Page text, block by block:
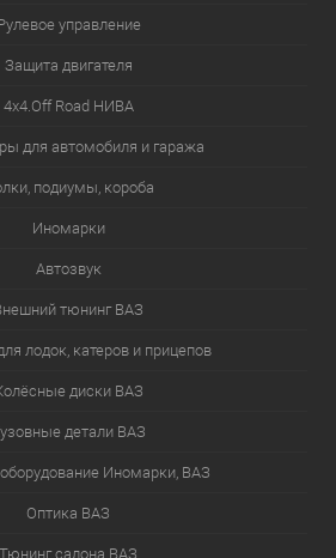
управление
Защита двигателя
4х4.Off Road НИВА
для автомобиля и гаража
подиумы, короба
Иномарки
Автозвук
тюнинг ВАЗ
лодок, катеров и прицепов
диски ВАЗ
детали ВАЗ
Иномарки, ВАЗ
Оптика ВАЗ
Тюнинг салона ВАЗ